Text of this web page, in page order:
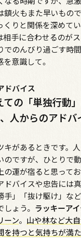
鎮火もまた早いもの
くりと関係を深めて
相手に合わせるのが
でのんびり過ごす時
意識して。
ドバイス
の「単独行動
人からのアドバ
キがあるときです。
のですが、ひとりで
の運が宿ると思って
ドバイスや忠告には
手」「抜け駆け」な
ょう。 ラッキーア
ーン。 山や林など大
を持つと気持ちが満